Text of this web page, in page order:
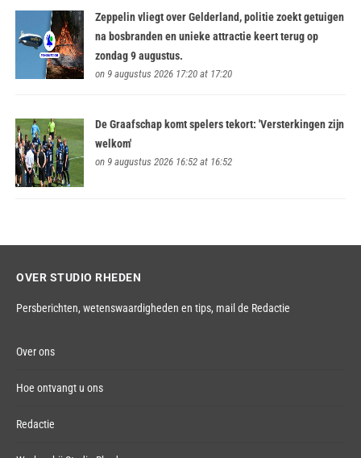
Zeppelin vliegt over Gelderland, politie zoekt getuigen
na bosbranden en unieke attractie keert terug op
zondag 9 augustus.
on 9 augustus 2026 17:20 at 17:20
De Graafschap komt spelers tekort: 'Versterkingen zijn
welkom'
on 9 augustus 2026 16:52 at 16:52
OVER STUDIO RHEDEN
Persberichten, wetenswaardigheden en tips, mail de Redactie
Over ons
Hoe ontvangt u ons
Redactie